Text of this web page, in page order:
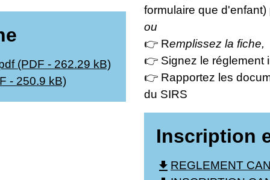
(PDF - 262.29 kB)
- 250.9 kB)
formulaire que d'enfant)
ou
👉 Remplissez la fiche,
👉 Signez le réglement
👉 Rapportez les
du SIRS
Inscription
file_download REGLEMENT